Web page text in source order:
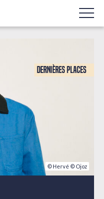
© Hervé © Ojoz
Dernières places